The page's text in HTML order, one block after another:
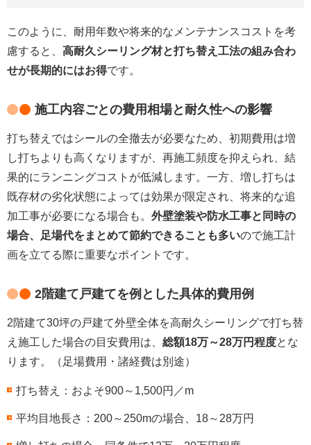
このように、耐用年数や将来的なメンテナンスコストを考
慮すると、 高耐久シーリング材と打ち替え工法の組み合わ
せが長期的にはお得です。
施工内容ごとの費用相場と耐久性への影響
打ち替えではシールの全撤去が必要なため、初期費用は増
し打ちよりも高くなりますが、再施工頻度を抑えられ、結
果的にランニングコストが低減します。一方、増し打ちは
既存材の劣化状態によっては効果が限定され、将来的な追
加工事が必要になる場合も。 外壁塗装や防水工事と同時の
場合、足場代をまとめて節約できることも多いので施工計
画を立てる際に重要なポイントです。
2階建て戸建てを例とした具体的費用例
2階建て30坪の戸建て外壁全体を高耐久シーリングで打ち替
え施工した場合の目安費用は、 総額18万～28万円程度とな
ります。（足場費用・諸経費は別途）
打ち替え：およそ900～1,500円／m
平均目地長さ：200～250mの場合、18～28万円